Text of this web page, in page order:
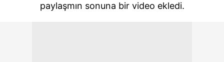
paylaşmın sonuna bir video ekledi.